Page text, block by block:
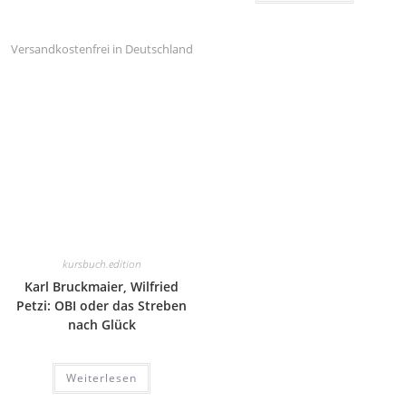
Versandkostenfrei in Deutschland
kursbuch.edition
Karl Bruckmaier, Wilfried
Petzi: OBI oder das Streben
nach Glück
Weiterlesen